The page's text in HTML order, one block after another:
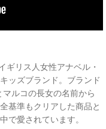
ギリス人女性アナベル・
ッズブランド。ブランド
ルコの長女の名前から
基準もクリアした商品と
で愛されています。